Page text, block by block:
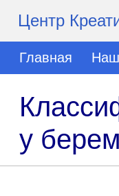
Центр
Главная
у